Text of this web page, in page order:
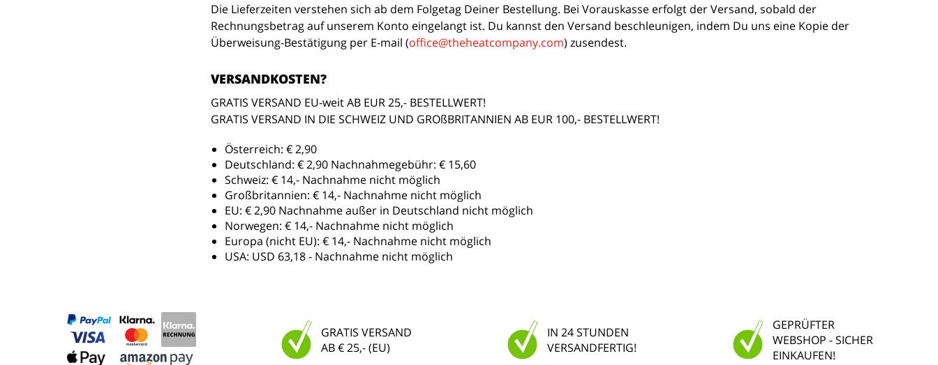
Die Lieferzeiten verstehen sich ab dem Folgetag Deiner Bestellung. Bei Vorauskasse erfolgt der Versand, sobald der
Rechnungsbetrag auf unserem Konto eingelangt ist. Du kannst den Versand beschleunigen, indem Du uns eine Kopie der
Überweisung-Bestätigung per E-mail (office@theheatcompany.com) zusendest.
VERSANDKOSTEN?
GRATIS VERSAND EU-weit AB EUR 25,- BESTELLWERT!
GRATIS VERSAND IN DIE SCHWEIZ UND GROßBRITANNIEN AB EUR 100,- BESTELLWERT!
Österreich: € 2,90
Deutschland: € 2,90 Nachnahmegebühr: € 15,60
Schweiz: € 14,- Nachnahme nicht möglich
Großbritannien: € 14,- Nachnahme nicht möglich
EU: € 2,90 Nachnahme außer in Deutschland nicht möglich
Norwegen: € 14,- Nachnahme nicht möglich
Europa (nicht EU): € 14,- Nachnahme nicht möglich
USA: USD 63,18 - Nachnahme nicht möglich
GRATIS VERSAND
AB € 25,- (EU)
IN 24 STUNDEN
VERSANDFERTIG!
GEPRÜFTER
WEBSHOP - SICHER
EINKAUFEN!